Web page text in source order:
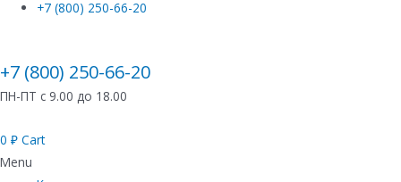
+7 (800) 250-66-20
+7 (800) 250-66-20
ПН-ПТ с 9.00 до 18.00
0 ₽ Cart
Menu